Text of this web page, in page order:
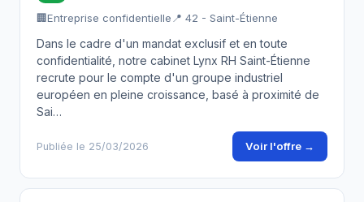
🏢Entreprise confidentielle 📍 42 - Saint-Étienne
Dans le cadre d'un mandat exclusif et en toute
confidentialité, notre cabinet Lynx RH Saint-Étienne
recrute pour le compte d'un groupe industriel
européen en pleine croissance, basé à proximité de
Sai…
Publiée le 25/03/2026 Voir l'offre →